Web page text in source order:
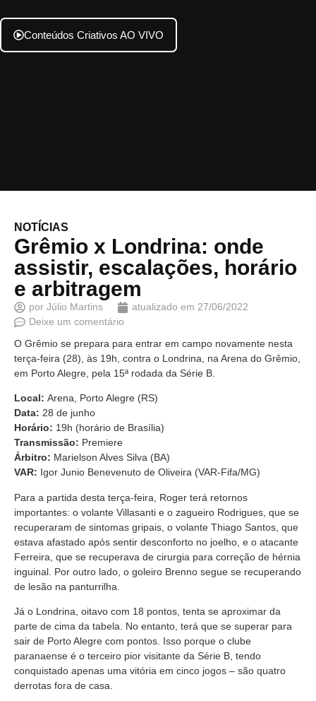
Conteúdos Criativos AO VIVO
NOTÍCIAS
Grêmio x Londrina: onde
assistir, escalações, horário
e arbitragem
por Júlio Martins atualizado em 27/06/2022
Deixe um comentário
O Grêmio se prepara para entrar em campo novamente nesta
terça-feira (28), às 19h, contra o Londrina, na Arena do Grêmio,
em Porto Alegre, pela 15ª rodada da Série B.
Local: Arena, Porto Alegre (RS)
Data: 28 de junho
Horário: 19h (horário de Brasília)
Transmissão: Premiere
Árbitro: Marielson Alves Silva (BA)
VAR: Igor Junio Benevenuto de Oliveira (VAR-Fifa/MG)
Para a partida desta terça-feira, Roger terá retornos
importantes: o volante Villasanti e o zagueiro Rodrigues, que se
recuperaram de sintomas gripais, o volante Thiago Santos, que
estava afastado após sentir desconforto no joelho, e o atacante
Ferreira, que se recuperava de cirurgia para correção de hérnia
inguinal. Por outro lado, o goleiro Brenno segue se recuperando
de lesão na panturrilha.
Já o Londrina, oitavo com 18 pontos, tenta se aproximar da
parte de cima da tabela. No entanto, terá que se superar para
sair de Porto Alegre com pontos. Isso porque o clube
paranaense é o terceiro pior visitante da Série B, tendo
conquistado apenas uma vitória em cinco jogos – são quatro
derrotas fora de casa.